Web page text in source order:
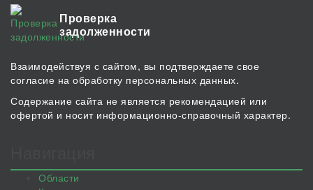
Проверка
задолженности
Взаимодействуя с сайтом, вы подтверждаете свое
согласие на обработку персональных данных.
Содержание сайта не является рекомендацией или
офертой и носит информационно-справочный характер.
Области